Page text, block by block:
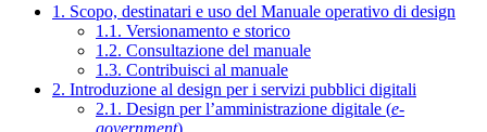
1. Scopo, destinatari e uso del Manuale operativo di design
1.1. Versionamento e storico
1.2. Consultazione del manuale
1.3. Contribuisci al manuale
2. Introduzione al design per i servizi pubblici digitali
2.1. Design per l’amministrazione digitale (e-
government)